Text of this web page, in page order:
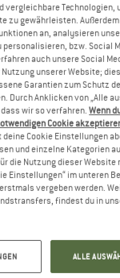
Lieferung
(CH)Schweiz.
Der Link öffnet
vergleichbare Technologien,
zu gewährleisten.
an, analysieren
personalisieren, bzw. Social
auch unsere Social
unserer Website;
Garantien zum Schutz
Durch Anklicken von „Alle
wir so verfahren.Wenn
Cookie
deine Cookie Einstellungen
und einzelne Kategorien
die Nutzung dieser Website
Einstellungen“ im unteren
vergeben werden.
findest du in
ALLE